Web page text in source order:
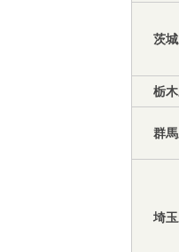
茨
栃
群
埼